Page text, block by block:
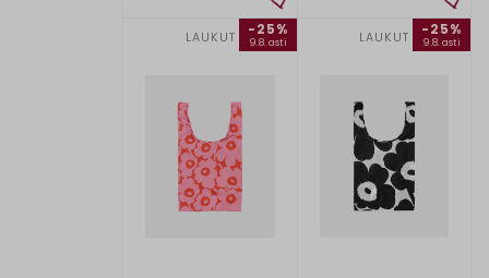
LAUKUT -25%
9.8. asti LAUKUT -25%
9.8. asti